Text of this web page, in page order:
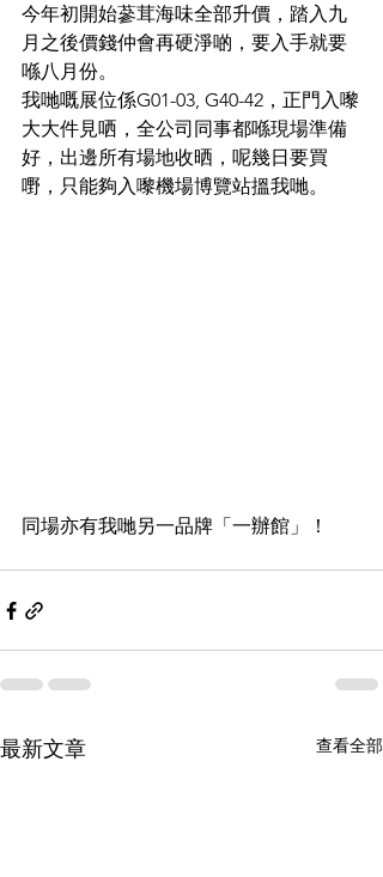
今年初開始蔘茸海味全部升價，踏入九
月之後價錢仲會再硬淨啲，要入手就要
喺八月份。
我哋嘅展位係G01-03, G40-42，正門入嚟
大大件見哂，全公司同事都喺現場準備
好，出邊所有場地收晒，呢幾日要買
嘢，只能夠入嚟機場博覽站搵我哋。
同場亦有我哋另一品牌「一辦館」！
最新文章 查看全部